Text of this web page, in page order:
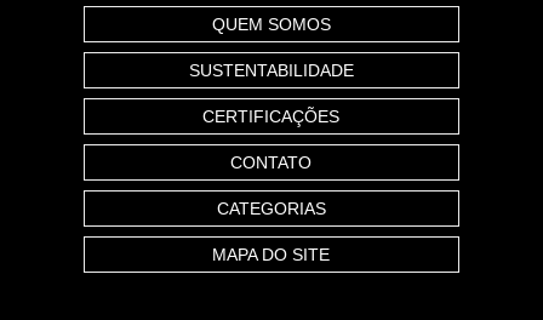
QUEM SOMOS
SUSTENTABILIDADE
CERTIFICAÇÕES
CONTATO
CATEGORIAS
MAPA DO SITE